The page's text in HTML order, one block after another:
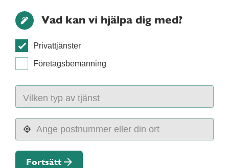
Vad kan vi hjälpa dig med?
Privattjänster
Företagsbemanning
Fortsätt